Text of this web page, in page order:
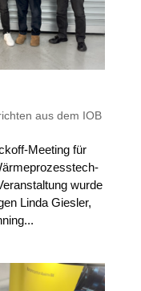
aus dem IOB
Mee­ting für
wur­de
Lin­da Gies­ler,